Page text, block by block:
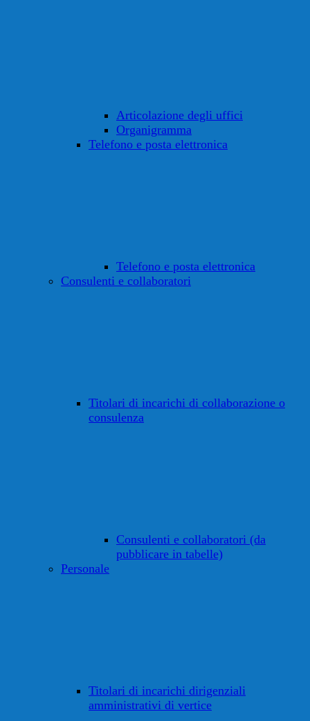
Articolazione degli uffici
Organigramma
Telefono e posta elettronica
Telefono e posta elettronica
Consulenti e collaboratori
Titolari di incarichi di collaborazione o
consulenza
Consulenti e collaboratori (da
pubblicare in tabelle)
Personale
Titolari di incarichi dirigenziali
amministrativi di vertice